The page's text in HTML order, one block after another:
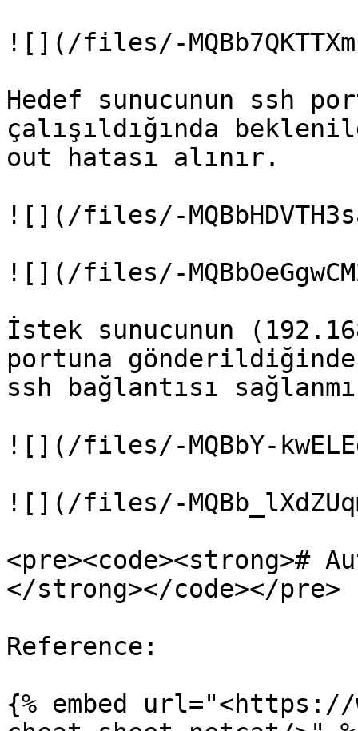
![](/files/-
Hedef sunucunun ssh
çalışıldığında
out hatası alınır.
![](/files/-
![](/files/-
İstek sunucunun
portuna
ssh bağlantısı
![](/files/-MQBbY-
![](/files/-
<pre><code><strong>#
</strong></code></pre>
Reference:
{% embed